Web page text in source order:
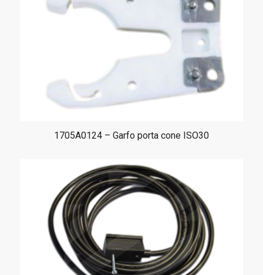
1705A0124 – Garfo porta cone ISO30